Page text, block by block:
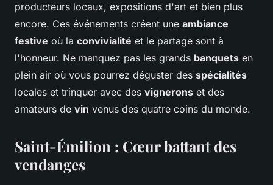
producteurs locaux, expositions d'art et bien plus
encore. Ces événements créent une ambiance
festive où la convivialité et le partage sont à
l'honneur. Ne manquez pas les grands banquets en
plein air où vous pourrez déguster des spécialités
locales et trinquer avec des vignerons et des
amateurs de vin venus des quatre coins du monde.
Saint-Émilion : Cœur battant des
vendanges